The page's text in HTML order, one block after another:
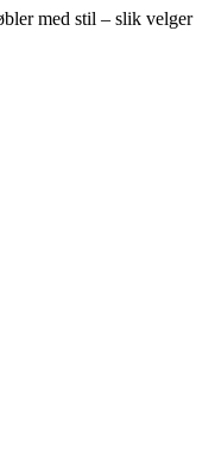
med stil – slik velger